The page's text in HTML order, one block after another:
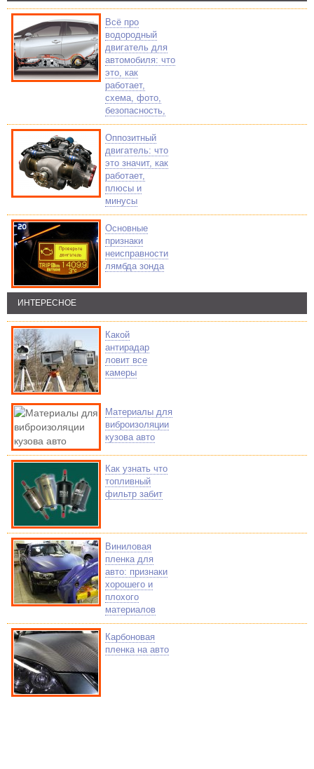
Всё про
водородный
двигатель для
автомобиля: что
это, как
работает,
схема, фото,
безопасность,
Оппозитный
двигатель: что
это значит, как
работает,
плюсы и
минусы
Основные
признаки
неисправности
лямбда зонда
ИНТЕРЕСНОЕ
Какой
антирадар
ловит все
камеры
Материалы для
виброизоляции
кузова авто
Как узнать что
топливный
фильтр забит
Виниловая
пленка для
авто: признаки
хорошего и
плохого
материалов
Карбоновая
пленка на авто